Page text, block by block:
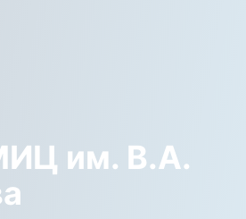
им. В.А.